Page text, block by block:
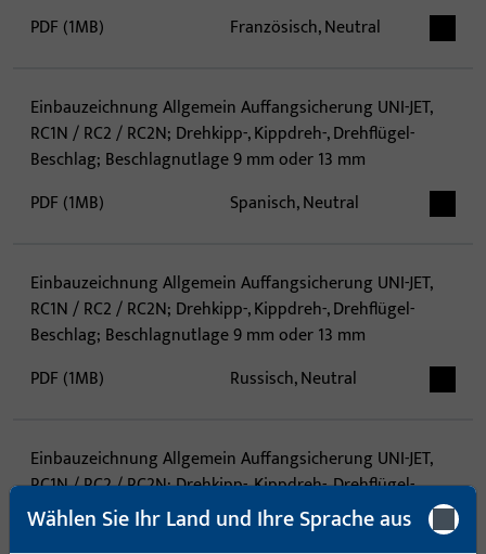
PDF (1MB)
Französisch, Neutral
Einbauzeichnung Allgemein Auffangsicherung UNI-JET,
RC1N / RC2 / RC2N; Drehkipp-, Kippdreh-, Drehflügel-
Beschlag; Beschlagnutlage 9 mm oder 13 mm
PDF (1MB)
Spanisch, Neutral
Einbauzeichnung Allgemein Auffangsicherung UNI-JET,
RC1N / RC2 / RC2N; Drehkipp-, Kippdreh-, Drehflügel-
Beschlag; Beschlagnutlage 9 mm oder 13 mm
PDF (1MB)
Russisch, Neutral
Einbauzeichnung Allgemein Auffangsicherung UNI-JET,
RC1N / RC2 / RC2N; Drehkipp-, Kippdreh-, Drehflügel-
Beschlag; Beschlagnutlage 9 mm oder 13 mm
Wählen Sie Ihr Land und Ihre Sprache aus